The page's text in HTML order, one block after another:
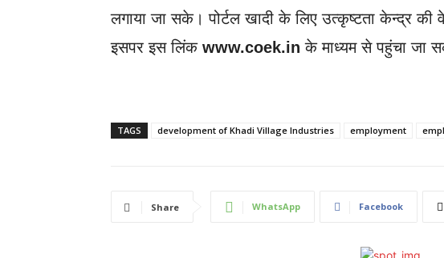
लगाया जा सके। पोर्टल खादी के लिए उत्कृष्टता केन्द्र की
इसपर इस लिंक www.coek.in के माध्यम से पहुंचा जा
TAGS development of Khadi Village Industries employment
Share WhatsApp Facebook